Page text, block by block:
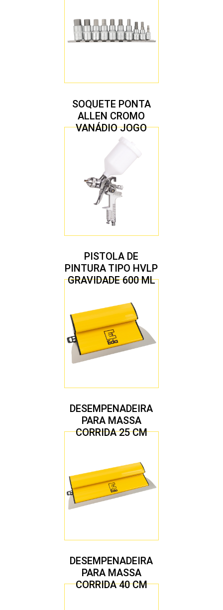
SOQUETE PONTA
ALLEN CROMO
VANÁDIO JOGO
COM 10 PEÇAS
PISTOLA DE
PINTURA TIPO HVLP
GRAVIDADE 600 ML
1,7 MM
DESEMPENADEIRA
PARA MASSA
CORRIDA 25 CM
DESEMPENADEIRA
PARA MASSA
CORRIDA 40 CM